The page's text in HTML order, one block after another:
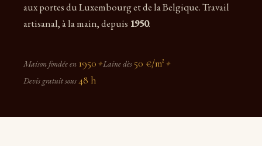
aux portes du Luxembourg et de la Belgique. Travail
artisanal, à la main, depuis 1950.
Maison fondée en 1950 ✦Laine dès 50 €/m² ✦
Devis gratuit sous48 h